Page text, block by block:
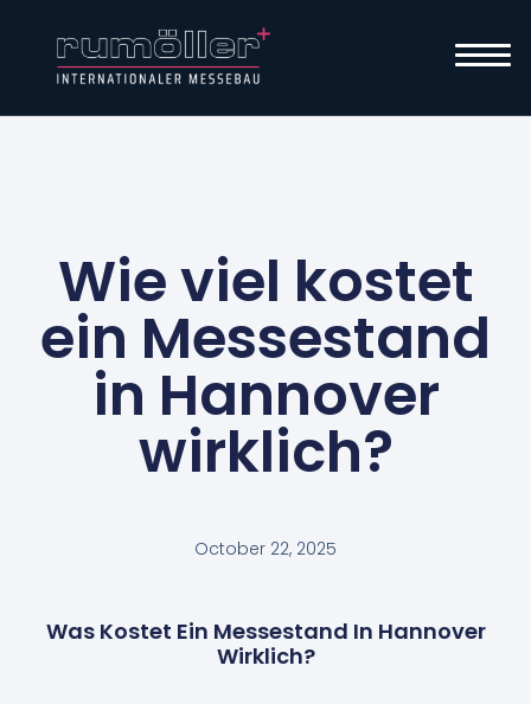
Wie viel kostet
ein Messestand
in Hannover
wirklich?
October 22, 2025
Was Kostet Ein Messestand In Hannover
Wirklich?